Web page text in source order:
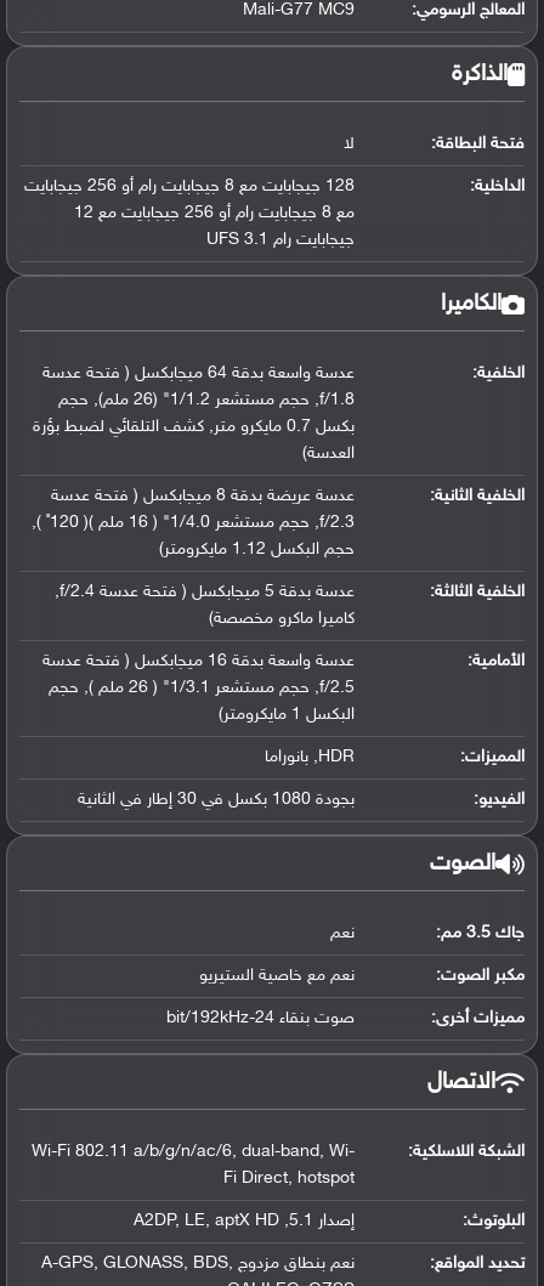
المعالج الرسومي:
Mali-G77 MC9
الذاكرة
فتحة البطاقة: لا
الداخلية:
128 جيجابايت مع 8 جيجابايت رام أو 256 جيجابايت
مع 8 جيجابايت رام أو 256 جيجابايت مع 12
جيجابايت رام UFS 3.1
الكاميرا
الخلفية:
عدسة واسعة بدقة 64 ميجابكسل ( فتحة عدسة
f/1.8, حجم مستشعر 1/1.2" (26 ملم), حجم
بكسل 0.7 مايكرو متر, كشف التلقائي لضبط بؤرة
العدسة)
الخلفية الثانية:
عدسة عريضة بدقة 8 ميجابكسل ( فتحة عدسة
f/2.3, حجم مستشعر 1/4.0" ( 16 ملم )( 120˚ ),
حجم البكسل 1.12 مايكرومتر)
الخلفية الثالثة:
عدسة بدقة 5 ميجابكسل ( فتحة عدسة f/2.4,
كاميرا ماكرو مخصصة)
الأمامية:
عدسة واسعة بدقة 16 ميجابكسل ( فتحة عدسة
f/2.5, حجم مستشعر 1/3.1" ( 26 ملم ), حجم
البكسل 1 مايكرومتر)
المميزات: HDR, بانوراما
الفيديو: بجودة 1080 بكسل في 30 إطار في الثانية
الصوت
جاك 3.5 مم: نعم
مكبر الصوت: نعم مع خاصية الستيريو
مميزات أخرى: صوت بنقاء 24-bit/192kHz
الاتصال
الشبكة اللاسلكية:
Wi-Fi 802.11 a/b/g/n/ac/6, dual-band, Wi-
Fi Direct, hotspot
البلوتوث: إصدار 5.1, A2DP, LE, aptX HD
تحديد المواقع:
نعم بنطاق مزدوج A-GPS, GLONASS, BDS,